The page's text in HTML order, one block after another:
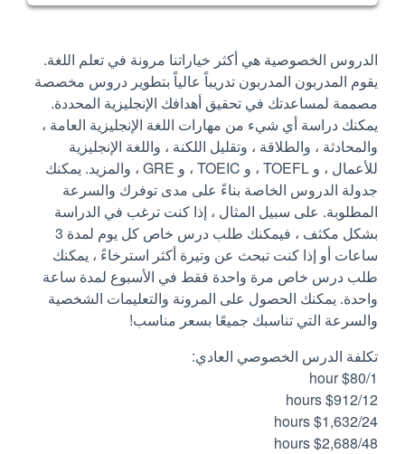
الدروس الخصوصية هي أكثر خياراتنا مرونة في تعلم اللغة.
يقوم المدربون المدربون تدريباً عالياً بتطوير دروس مخصصة
مصممة لمساعدتك في تحقيق أهدافك الإنجليزية المحددة.
يمكنك دراسة أي شيء من مهارات اللغة الإنجليزية العامة ،
والمحادثة ، والطلاقة ، وتقليل اللكنة ، واللغة الإنجليزية
للأعمال ، و TOEFL ، و TOEIC ، و GRE ، والمزيد. يمكنك
جدولة الدروس الخاصة بناءً على مدى توفرك والسرعة
المطلوبة. على سبيل المثال ، إذا كنت ترغب في الدراسة
بشكل مكثف ، فيمكنك طلب درس خاص كل يوم لمدة 3
ساعات أو إذا كنت تبحث عن وتيرة أكثر استرخاءً ، يمكنك
طلب درس خاص مرة واحدة فقط في الأسبوع لمدة ساعة
واحدة. يمكنك الحصول على المرونة والتعليمات الشخصية
والسرعة التي تناسبك جميعًا بسعر مناسب!
تكلفة الدرس الخصوصي العادي:
$80/1 hour
$912/12 hours
$1,632/24 hours
$2,688/48 hours